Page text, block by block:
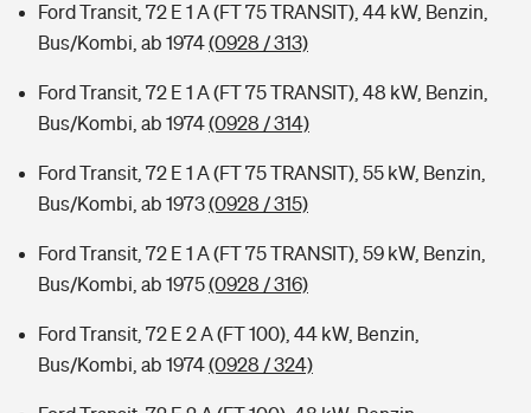
Ford Transit, 72 E 1 A (FT 75 TRANSIT), 44 kW, Benzin,
Bus/Kombi, ab 1974(0928 / 313)
Ford Transit, 72 E 1 A (FT 75 TRANSIT), 48 kW, Benzin,
Bus/Kombi, ab 1974(0928 / 314)
Ford Transit, 72 E 1 A (FT 75 TRANSIT), 55 kW, Benzin,
Bus/Kombi, ab 1973(0928 / 315)
Ford Transit, 72 E 1 A (FT 75 TRANSIT), 59 kW, Benzin,
Bus/Kombi, ab 1975(0928 / 316)
Ford Transit, 72 E 2 A (FT 100), 44 kW, Benzin,
Bus/Kombi, ab 1974(0928 / 324)